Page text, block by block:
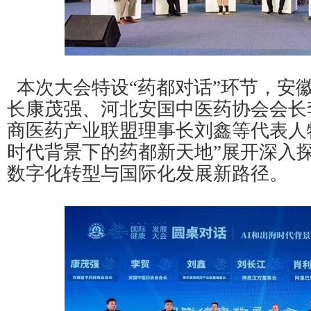
本次大会特设“药都对话”环节，安
长康茂强、河北安国中医药协会会
商医药产业联盟理事长刘鑫等代表
时代背景下的药都新天地”展开深入
数字化转型与国际化发展新路径。